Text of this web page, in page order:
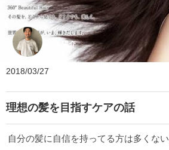
松尾 陽介
2018/03/27
理想の髪を目指すケアの話
自分の髪に自信を持ってる方は多くない